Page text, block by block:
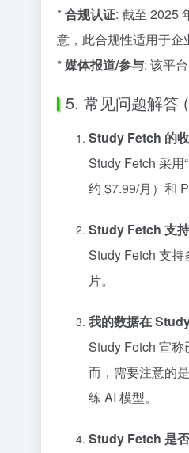
*合规认证: 截至 2025
意，此合规性适用于企
*媒体报道/参与: 该平
5. 常见问题解答
Study Fetch 的
Study Fetch 采用
约 $7.99/月）和
Study Fetch 支
Study Fetch 支
片。
我的数据在
Study Fetch 宣
而，需要注意的
练 AI 模型。
Study Fetch 是